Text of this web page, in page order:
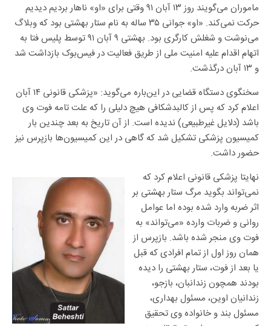
ماموران می‌گویند روز ۱۳ آبان ۹۱ وقتی برای «او» ناهار بردیم دیدیم
حرکت نمی‌کند. «او» جوانی ۳۵ ساله به نام ستار بهشتی بود که وبلاگ
می‌نوشت و شغلش کارگری بود. بهشتی ۹ آبان ۹۱ توسط پلیس فتا به
اتهام اقدام علیه امنیت ملی از طریق فعالیت در فیس‌بوک بازداشت شد
و ۱۳ آبان درگذشت.
سخنگوی دستگاه قضایی در این‌باره می‌گوید: «پزشکی قانونی ۱۴ آبان‌
اعلام کرد که پس از کالبدشکافی هیچ دلیلی را که علت تامه فوت وی
باشد (دلایل غیرطبیعی) ندیده است. از آن تاریخ به بعد چندین بار
کمیسیون پزشکی تشکیل شد که گاهی در این کمیسیون‌ها بازپرس نیز
حضور داشت.
نهایتا پزشکی قانونی اعلام کرد که
نمی‌تواند بگوید مرگ ستار بهشتی بر
اثر ضربه وارد شده بوده اما عوامل
روانی و ضربات وارده «می‌تواند» به
فوت وی منجر شده باشد. بازپرس از
همان روز اول از تمام افرادی که قبل
یا بعد از فوت، ستار بهشتی را دیده
بودند همچون زندانبان، بازجو،
زندانیان اوین، مسئول بهداری،
مسئول بند و خانواده وی تحقیق